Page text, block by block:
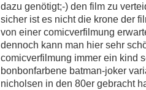
dazu genötigt;-) den film zu
sicher ist es nicht die krone der
von einer comicverfilmung
dennoch kann man hier sehr
comicverfilmung immer ein kind
bonbonfarbene batman-joker
nicholsen in den 80er gebracht